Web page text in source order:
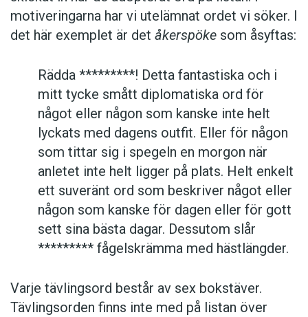
motiveringarna har vi utelämnat ordet vi söker. I
det här exemplet är det åkerspöke som åsyftas:
Rädda *********! Detta fantastiska och i
mitt tycke smått diplomatiska ord för
något eller någon som kanske inte helt
lyckats med dagens outfit. Eller för någon
som tittar sig i spegeln en morgon när
anletet inte helt ligger på plats. Helt enkelt
ett suveränt ord som beskriver något eller
någon som kanske för dagen eller för gott
sett sina bästa dagar. Dessutom slår
********* fågelskrämma med hästlängder.
Varje tävlingsord består av sex bokstäver.
Tävlingsorden finns inte med på listan över